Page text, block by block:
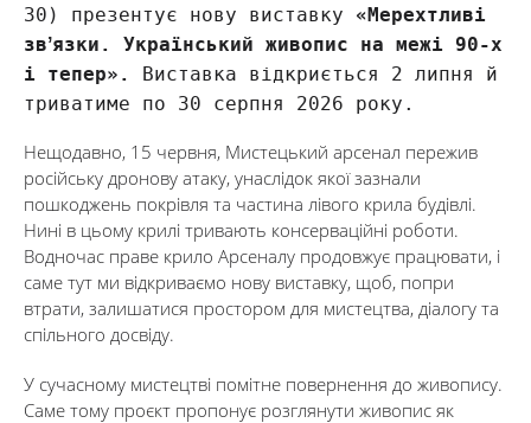
30) презентує нову виставку «Мерехтливі
звʼязки. Український живопис на межі 90-х
і тепер». Виставка відкриється 2 липня й
триватиме по 30 серпня 2026 року.
Нещодавно, 15 червня, Мистецький арсенал пережив
російську дронову атаку, унаслідок якої зазнали
пошкоджень покрівля та частина лівого крила будівлі.
Нині в цьому крилі тривають консерваційні роботи.
Водночас праве крило Арсеналу продовжує працювати, і
саме тут ми відкриваємо нову виставку, щоб, попри
втрати, залишатися простором для мистецтва, діалогу та
спільного досвіду.
У сучасному мистецтві помітне повернення до живопису.
Саме тому проєкт пропонує розглянути живопис як